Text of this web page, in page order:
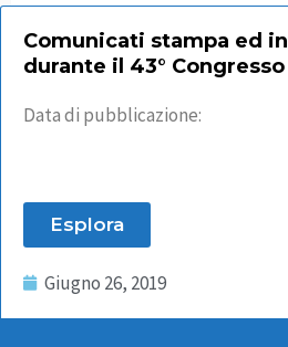
Comunicati stampa ed
durante il 43° Congresso
Data di pubblicazione:
Esplora
Giugno 26, 2019